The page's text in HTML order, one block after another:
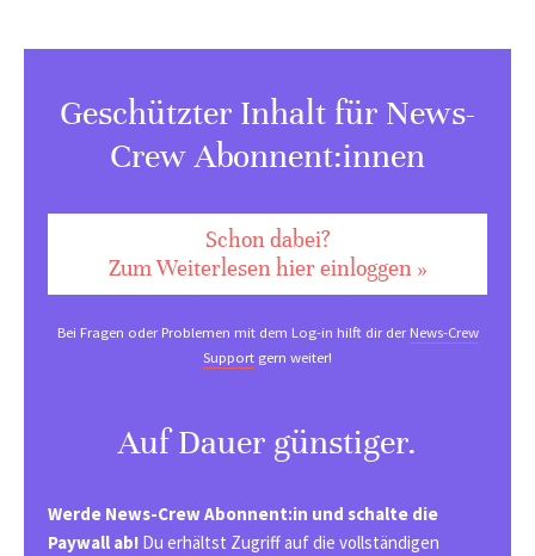
Geschützter Inhalt für News-
Crew Abonnent:innen
Schon dabei?
Zum Weiterlesen hier einloggen »
Bei Fragen oder Problemen mit dem Log-in hilft dir derNews-Crew
Support gern weiter!
Auf Dauer günstiger.
Werde News-Crew Abonnent:in und schalte die
Paywall ab! Du erhältst Zugriff auf die vollständigen